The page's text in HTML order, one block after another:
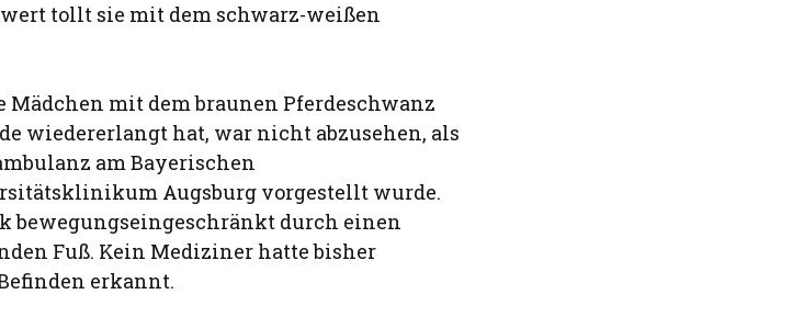
tollt sie mit dem schwarz-weißen
mit dem braunen Pferdeschwanz
wiedererlangt hat, war nicht abzusehen, als
am Bayerischen
Augsburg vorgestellt wurde.
bewegungseingeschränkt durch einen
Fuß. Kein Mediziner hatte bisher
erkannt.